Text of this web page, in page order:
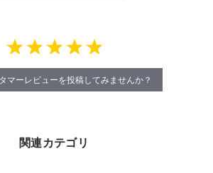
マーレビューを投稿してみませんか？
関連カテゴリ